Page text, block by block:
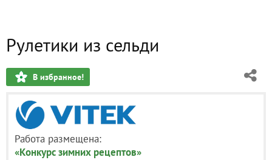
Рулетики из сельди
В избранное!
Работа размещена:
«Конкурс зимних рецептов»